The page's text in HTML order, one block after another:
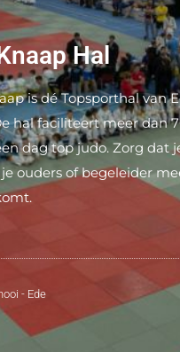
Hal
is dé Topsporthal van
hal faciliteert meer dan
dag top judo. Zorg dat
ouders of begeleider
- Ede